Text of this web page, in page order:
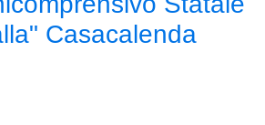
Casacalenda